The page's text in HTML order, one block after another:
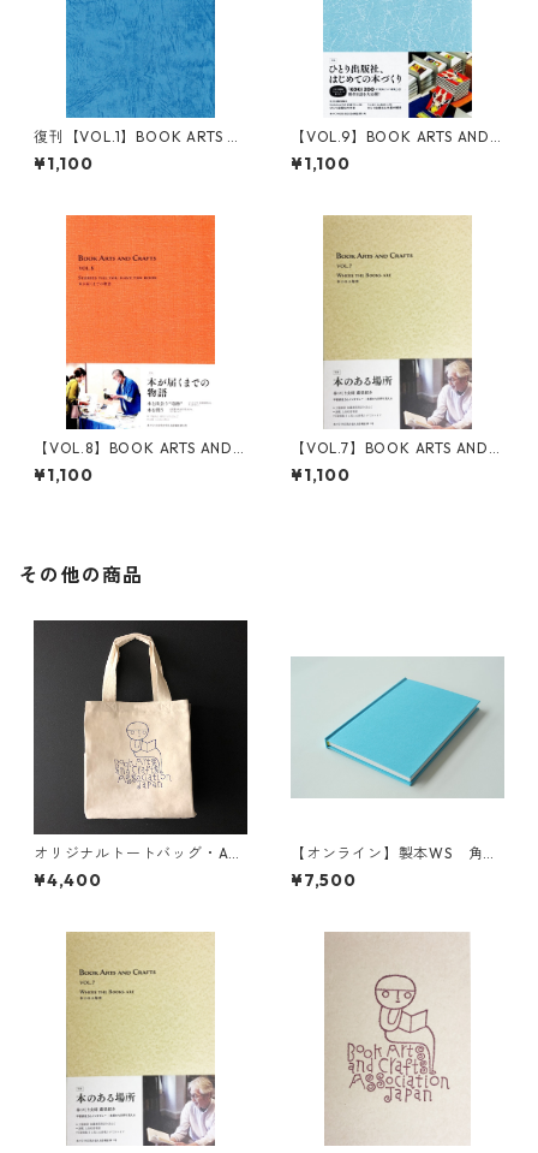
復刊【VOL.1】BOOK ARTS A
ND CRAFTS 本をつくる、本
をつなぐ
¥1,100
【VOL.9】BOOK ARTS AND
CRAFTS ひとり出版社、はじ
めての本づくり
¥1,100
【VOL.8】BOOK ARTS AND
CRAFTS 本が届くまでの物語
¥1,100
【VOL.7】BOOK ARTS AND C
RAFTS 本のある場所
¥1,100
その他の商品
オリジナルトートバッグ・A君
（A4サイズ）
¥4,400
【オンライン】製本WS 角背
上製本 2026年12月13日(日)
-本づくり学校 オープンワ
¥7,500